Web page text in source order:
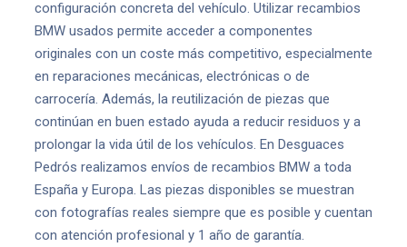
configuración concreta del vehículo. Utilizar recambios
BMW usados permite acceder a componentes
originales con un coste más competitivo, especialmente
en reparaciones mecánicas, electrónicas o de
carrocería. Además, la reutilización de piezas que
continúan en buen estado ayuda a reducir residuos y a
prolongar la vida útil de los vehículos. En Desguaces
Pedrós realizamos envíos de recambios BMW a toda
España y Europa. Las piezas disponibles se muestran
con fotografías reales siempre que es posible y cuentan
con atención profesional y 1 año de garantía.